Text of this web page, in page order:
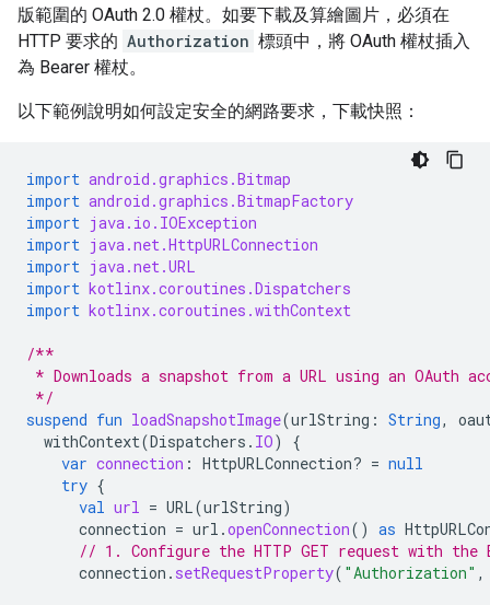
版範圍的 OAuth 2.0 權杖。如要下載及算繪圖片，必須在
HTTP 要求的 Authorization 標頭中，將 OAuth 權杖插入
為 Bearer 權杖。
以下範例說明如何設定安全的網路要求，下載快照：
import android.graphics.Bitmap
import android.graphics.BitmapFactory
import java.io.IOException
import java.net.HttpURLConnection
import java.net.URL
import kotlinx.coroutines.Dispatchers
import kotlinx.coroutines.withContext
/**
* Downloads a snapshot from a URL using an OAuth
*/
suspend fun loadSnapshotImage(urlString : String,
withContext(Dispatchers . IO)
{
var connection : HttpURLConnection? = null
try {
val url = URL(urlString)
connection = url .openConnection() as
// 1. Configure the HTTP GET request with the
connection . setRequestProperty( "Authorization" ,